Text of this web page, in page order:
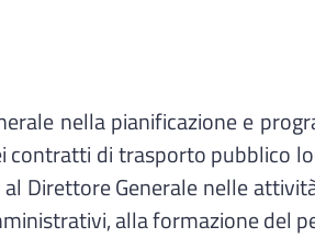
nella pianificazione e
di trasporto pubblico
Direttore Generale nelle
alla formazione del